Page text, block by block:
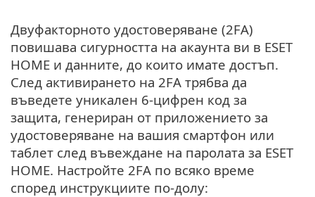
Двуфакторното удостоверяване (2FA)
повишава сигурността на акаунта ви в ESET
HOME и данните, до които имате достъп.
След активирането на 2FA трябва да
въведете уникален 6-цифрен код за
защита, генериран от приложението за
удостоверяване на вашия смартфон или
таблет след въвеждане на паролата за ESET
HOME. Настройте 2FA по всяко време
според инструкциите по-долу: